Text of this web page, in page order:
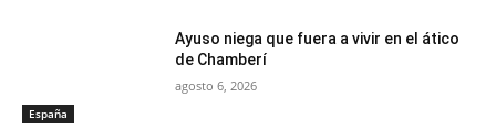
España
Ayuso niega que fuera a vivir en el ático
de Chamberí
agosto 6, 2026